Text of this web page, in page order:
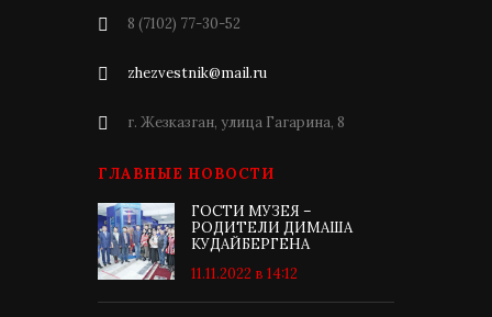
8 (7102) 77-30-52
zhezvestnik@mail.ru
г. Жезказган, улица Гагарина, 8
ГЛАВНЫЕ НОВОСТИ
ГОСТИ МУЗЕЯ –
РОДИТЕЛИ ДИМАША
КУДАЙБЕРГЕНА
11.11.2022 в 14:12